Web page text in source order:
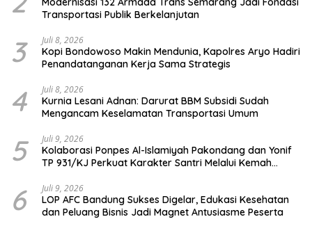
Transportasi Publik Berkelanjutan
3 Juli 8, 2026
Kopi Bondowoso Makin Mendunia, Kapolres Aryo Hadiri
Penandatanganan Kerja Sama Strategis
4 Juli 8, 2026
Kurnia Lesani Adnan: Darurat BBM Subsidi Sudah
Mengancam Keselamatan Transportasi Umum
5 Juli 9, 2026
Kolaborasi Ponpes Al-Islamiyah Pakondang dan Yonif
TP 931/KJ Perkuat Karakter Santri Melalui Kemah
6 Juli 9, 2026
LOP AFC Bandung Sukses Digelar, Edukasi Kesehatan
dan Peluang Bisnis Jadi Magnet Antusiasme Peserta